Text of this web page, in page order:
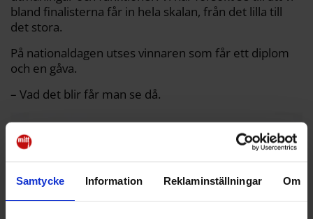
Samtycke Information Reklaminställningar Om
bland finalisterna får in hela skalan, från det lilla till
det stora.
På nationaldagen utses vinnaren som får ett diplom
och en gåva.
– Vad det blir får man se då.